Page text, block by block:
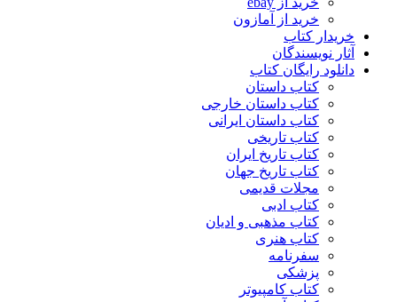
خرید از آمازون
خریدار کتاب
آثار نویسندگان
دانلود رایگان کتاب
کتاب داستان
کتاب داستان خارجی
کتاب داستان ایرانی
کتاب تاریخی
کتاب تاریخ ایران
کتاب تاریخ جهان
مجلات قدیمی
کتاب ادبی
کتاب مذهبی و ادیان
کتاب هنری
سفرنامه
پزشکی
کتاب کامپیوتر